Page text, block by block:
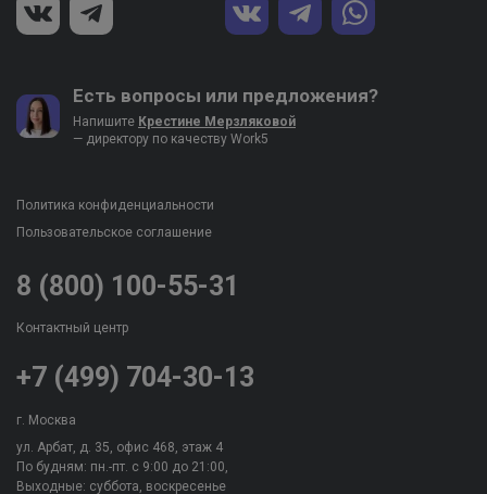
Есть вопросы или предложения?
Напишите Крестине Мерзляковой
— директору по качеству Work5
Политика конфиденциальности
Пользовательское соглашение
8 (800) 100-55-31
Контактный центр
+7 (499) 704-30-13
г. Москва
ул. Арбат, д. 35, офис 468, этаж 4
По будням: пн.-пт. c 9:00 до 21:00,
Выходные: суббота, воскресенье